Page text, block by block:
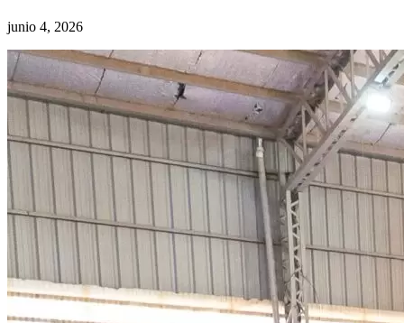
junio 4, 2026